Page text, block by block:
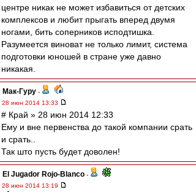
центре никак не может избавиться от детских
комплексов и любит прыгать вперед двумя
ногами, бить соперников исподтишка.
Разумеется виноват не только лимит, система
подготовки юношей в стране уже давно
никакая.
Мак-Гуру -
28 июн 2014 13:33
# Край » 28 июн 2014 12:33
Ему и вне первенства до такой компании срать
и срать..
Так што пусть будет доволен!
El Jugador Rojo-Blanco -
28 июн 2014 13:19